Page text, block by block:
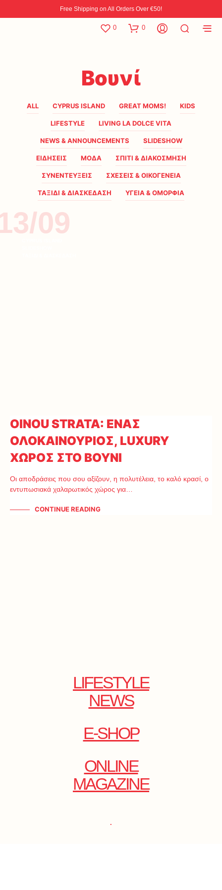
Free Shipping on All Orders Over €50!
0 0
Βουνί
ALL CYPRUS ISLAND GREAT MOMS! KIDS
LIFESTYLE LIVING LA DOLCE VITA
NEWS & ANNOUNCEMENTS SLIDESHOW
ΕΙΔΗΣΕΙΣ ΜΟΔΑ ΣΠΙΤΙ & ΔΙΑΚΟΣΜΗΣΗ
ΣΥΝΕΝΤΕΥΞΕΙΣ ΣΧΕΣΕΙΣ & ΟΙΚΟΓΕΝΕΙΑ
ΤΑΞΙΔΙ & ΔΙΑΣΚΕΔΑΣΗ ΥΓΕΙΑ & ΟΜΟΡΦΙΑ
09
OINOU STRATA: ΕΝΑΣ
ΟΛΟΚΑΙΝΟΥΡΙΟΣ, LUXURY
ΧΩΡΟΣ ΣΤΟ ΒΟΥΝΙ
Οι αποδράσεις που σου αξίζουν, η πολυτέλεια, το καλό κρασί, ο
εντυπωσιακά χαλαρωτικός χώρος για…
CONTINUE READING
LIFESTYLE
NEWS
E-SHOP
ONLINE
MAGAZINE
.